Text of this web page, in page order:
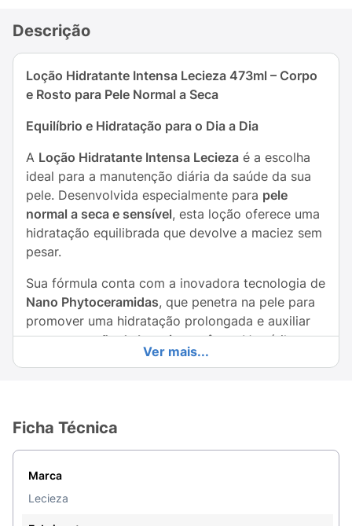
Descrição
Loção Hidratante Intensa Lecieza 473ml – Corpo
e Rosto para Pele Normal a Seca
Equilíbrio e Hidratação para o Dia a Dia
A Loção Hidratante Intensa Lecieza é a escolha
ideal para a manutenção diária da saúde da sua
pele. Desenvolvida especialmente para pele
normal a seca e sensível, esta loção oferece uma
hidratação equilibrada que devolve a maciez sem
pesar.
Sua fórmula conta com a inovadora tecnologia de
Nano Phytoceramidas, que penetra na pele para
promover uma hidratação prolongada e auxiliar
narestauração da barreira cutânea. Versátil e
prática, pode ser aplicada tanto no
rendimento e facilidade na aplicação.
Versatilidade:
Ver mais...
Ficha Técnica
Marca
Lecieza